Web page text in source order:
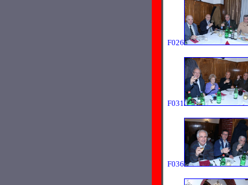
F026
F031
F036